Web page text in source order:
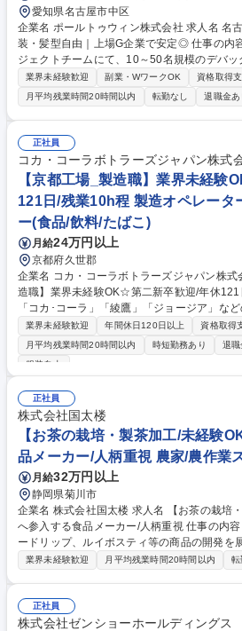
愛知県名古屋市中区
企業名 ポールトゥウィン株式会社 求人名 名古屋【ゲームQAリーダー】服
装・髪型自由｜上場G企業で安定◎ 仕事の内容 大手ゲームメーカーのプロ
ジェクトチームにて、10～50名規模のデバ
令塔（リーダー）です。実際のゲームプレイ
や進捗管理、顧客折衝等の管理業務を担います。 【具体的なミッシ
■チーム牽引:メンバーの育成や指導、適切な
進:テスト計画の策定、見積もり作成、進捗
計:顧客企業と合意した方針に基づき、最適な
社後の流れ】入社後はテスター業務を学び、
らスタート。その後は先輩リーダーによる
められます。 募集職種 名古屋【ゲームQAリーダー】服装・髪型自由｜上
場G企業で安定◎
業界未経験歓迎 副業・WワークOK
資格取得
月平均残業時間20時間以内
転勤なし 退職金あ
正社員
コカ・コーラボトラーズジャパン株式
【京都工場_製造職】業界未経験
121日/残業10h程 製造オペレータ
ー(食品/飲料/たばこ)
月給24万円以上
京都府久世郡
企業名 コカ・コーラボトラーズジャパン株式会社 求人名 【京都工
造職】業界未経験OK☆第二新卒歓迎/年休121日/残業
「コカ･コーラ」「綾鷹」「ジョージア」な
担っていただきます。安全性･高品質･効率･
身が興味あるプロジェクトにも参画し、主体的
体的には＞ ■自社製品製造時における規格管
■生産効率やエネルギー効率向上に向けた改
ード ■新製品開発や新技術導入時の商業生産
び検証 ■各機械毎に頻度に準じた点検･整備の
ニテーション(洗浄)の実施,生産設備の維持管理 募集職種 【京都工場_製
職】業界未経験OK☆第二新卒歓迎/年休121日/
業界未経験歓迎 年間休日120日以上
資格取得
月平均残業時間20時間以内
時短勤務あり 退職
服装自由
正社員
株式会社国太楼
【お茶の栽培・製茶加工/未経験
品メーカー/人柄重視 農家/農作業
月給32万円以上
静岡県菊川市
企業名 株式会社国太楼 求人名 【お茶の栽培・製茶加工/未経験OK】農業
へ参入する食品メーカー/人柄重視 仕事の内容 1962年創業。お茶やコーヒ
ードリップ、ルイボスティ等の商品の開発を
の生産・製造業務をお任せします。新規事業
■茶園管理作業：肥料・防除、除草作業■機械
テナンス等。【当社について】当社は創業50
業界未経験歓迎 月平均残業時間20時間以内 転
正社員
株式会社ゼンショーホールディングス